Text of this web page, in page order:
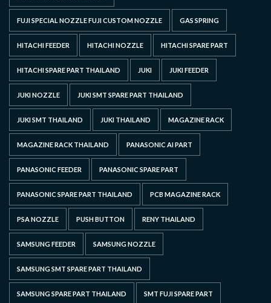
FUJI SPECIAL NOZZLE FUJI CUSTOM NOZZLE GAS SPRING
HITACHI FEEDER HITACHI NOZZLE HITACHI SPARE PART
HITACHI SPARE PART THAILAND JUKI JUKI FEEDER
JUKI NOZZLE JUKI SMT SPARE PART THAILAND
JUKI SMT THAILAND JUKI THAILAND MAGAZINE RACK
MAGAZINE RACK THAILAND PANASONIC AI PART
PANASONIC FEEDER PANASONIC SPARE PART
PANASONIC SPARE PART THAILAND PCB MAGAZINE RACK
PSA NOZZLE PUSH BUTTON RENY THAILAND
SAMSUNG FEEDER SAMSUNG NOZZLE
SAMSUNG SMT SPARE PART THAILAND
SAMSUNG SPARE PART THAILAND SMT FUJI SPARE PART